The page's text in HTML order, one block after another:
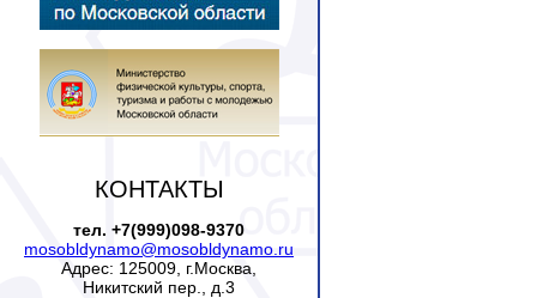
КОНТАКТЫ
тел. +7(999)098-9370
mosobldynamo@mosobldynamo.ru
Адрес: 125009, г.Москва,
Никитский пер., д.3